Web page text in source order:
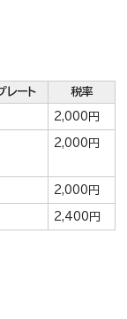
レート 税率
2,000円
2,000円
2,000円
2,400円